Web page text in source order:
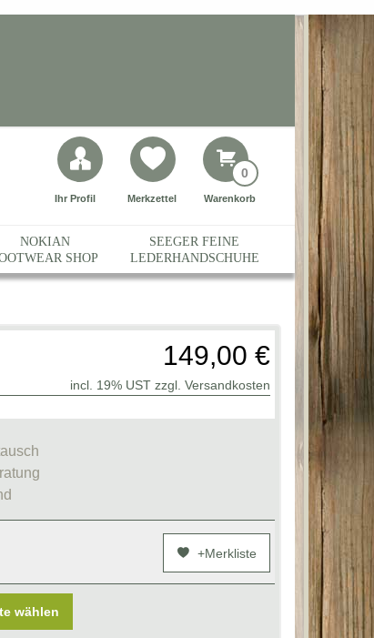
Ihr Profil Merkzettel Warenkorb
0
NOKIAN
SHOP
SEEGER FEINE
LEDERHANDSCHUHE
149,00 €
incl. 19% UST zzgl. Versandkosten
+Merkliste
wählen